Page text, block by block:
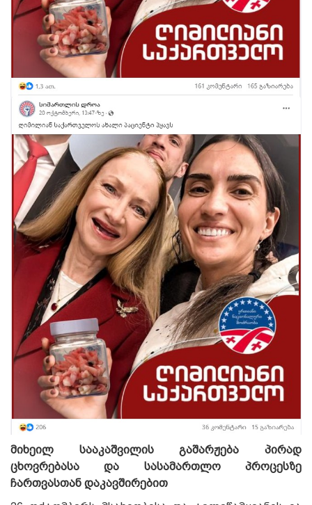
მიხეილ სააკაშვილის გაშარჟება პირად
ცხოვრებასა და სასამართლო პროცესზე
ჩართვასთან დაკავშირებით